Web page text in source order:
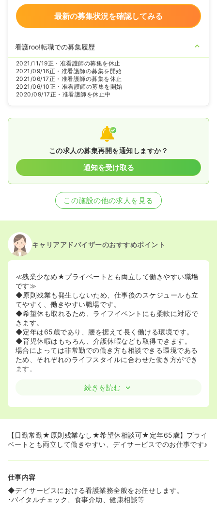
最新の募集状況を確認してみる
看護roo!転職での募集履歴
2021/11/19正・准看護師の募集を休止
2021/09/16正・准看護師の募集を開始
2021/06/17正・准看護師の募集を休止
2021/06/10正・准看護師の募集を開始
2020/09/17正・准看護師を休止中
この求人の募集再開を通知しますか？
通知を受け取る
この施設の他の求人を見る
キャリアアドバイザーのおすすめポイント
≪残業少なめ★プライベートとも両立して働きやすい職場
です≫
◆原則残業も発生しないため、仕事後のスケジュールも立
てやすく、働きやすい職場です。
◆希望休も取れるため、ライフイベントにも柔軟に対応で
きます。
◆定年は65歳であり、腰を据えて長く働ける環境です。
◆育児休暇はもちろん、介護休暇なども取得できます。
場合によっては非常勤での働き方も相談できる環境である
ため、それぞれのライフスタイルに合わせた働き方ができ
ます。
続きを読む
【日勤常勤★原則残業なし★希望休相談可★定年65歳】プライ
ベートとも両立して働きやすい、デイサービスでのお仕事です♪
仕事内容
◆デイサービスにおける看護業務全般をお任せします。
･バイタルチェック、食事介助、健康相談等